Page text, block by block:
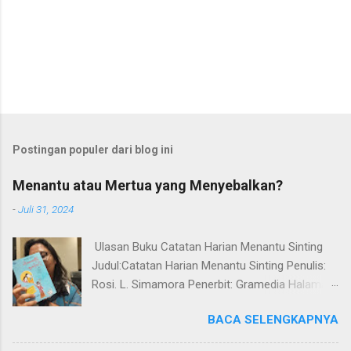
Postingan populer dari blog ini
Menantu atau Mertua yang Menyebalkan?
-Juli 31, 2024
Ulasan Buku Catatan Harian Menantu Sinting
Judul:Catatan Harian Menantu Sinting Penulis:
Rosi. L. Simamora Penerbit: Gramedia Halaman:
9786020380674 Genre: Drama Rempong! Satu
kata yang pas untuk ditujukan kepada mertua si
BACA SELENGKAPNYA